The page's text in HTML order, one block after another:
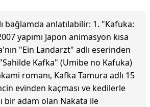
bağlamda anlatılabilir: 1. "Kafuka:
yapımı Japon animasyon kısa
"Ein Landarzt" adlı eserinden
Kafka" (Umibe no Kafuka)
romanı, Kafka Tamura adlı 15
evinden kaçması ve kedilerle
bir adam olan Nakata ile